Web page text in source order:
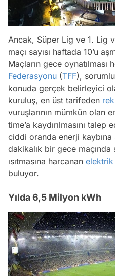
Ancak, Süper Lig ve 1. Lig
maçı sayısı haftada 10’u
Maçların gece oynatılması
Federasyonu (TFF),
konuda gerçek belirleyici
kuruluş, en üst tarifeden
vuruşlarının mümkün olan
time’a kaydırılmasını
ciddi oranda enerji
dakikalık bir gece maçında
ısıtmasına harcanan elektrik
buluyor.
Yılda 6,5 Milyon kWh